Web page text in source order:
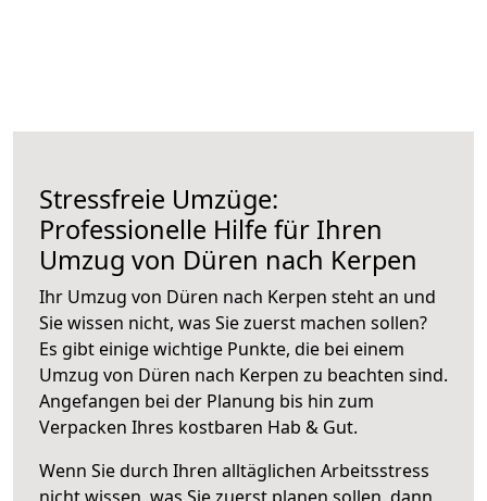
Stressfreie Umzüge:
Professionelle Hilfe für Ihren
Umzug von Düren nach Kerpen
Ihr Umzug von Düren nach Kerpen steht an und
Sie wissen nicht, was Sie zuerst machen sollen?
Es gibt einige wichtige Punkte, die bei einem
Umzug von Düren nach Kerpen zu beachten sind.
Angefangen bei der Planung bis hin zum
Verpacken Ihres kostbaren Hab & Gut.
Wenn Sie durch Ihren alltäglichen Arbeitsstress